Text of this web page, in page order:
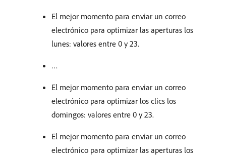
El mejor momento para enviar un correo
electrónico para optimizar las aperturas los
lunes: valores entre 0 y 23.
…
El mejor momento para enviar un correo
electrónico para optimizar los clics los
domingos: valores entre 0 y 23.
El mejor momento para enviar un correo
electrónico para optimizar las aperturas los